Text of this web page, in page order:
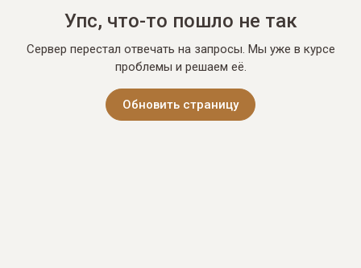
Упс, что-то пошло не так
Сервер перестал отвечать на запросы. Мы уже в курсе
проблемы и решаем её.
Обновить страницу